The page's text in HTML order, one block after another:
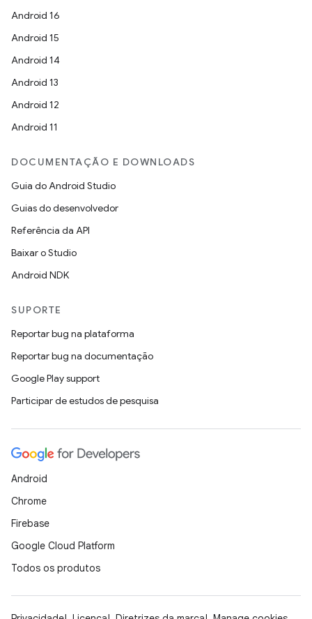
Android 16
Android 15
Android 14
Android 13
Android 12
Android 11
DOCUMENTAÇÃO E DOWNLOADS
Guia do Android Studio
Guias do desenvolvedor
Referência da API
Baixar o Studio
Android NDK
SUPORTE
Reportar bug na plataforma
Reportar bug na documentação
Google Play support
Participar de estudos de pesquisa
Android
Chrome
Firebase
Google Cloud Platform
Todos os produtos